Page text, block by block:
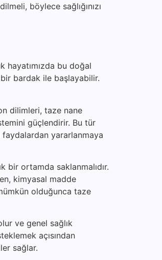
böylece sağlığınızı
hayatımızda bu doğal
bir bardak ile başlayabilir.
dilimleri, taze nane
güçlendirir. Bu tür
faydalardan yararlanmaya
bir ortamda saklanmalıdır.
kimyasal madde
olduğunca taze
ve genel sağlık
açısından
sağlar.